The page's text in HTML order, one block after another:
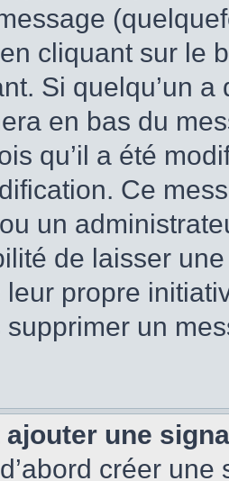
cliquant sur le
Si quelqu’un
en bas du
qu’il a été
Ce
un
de laisser
leur propre
un
ajouter une
créer